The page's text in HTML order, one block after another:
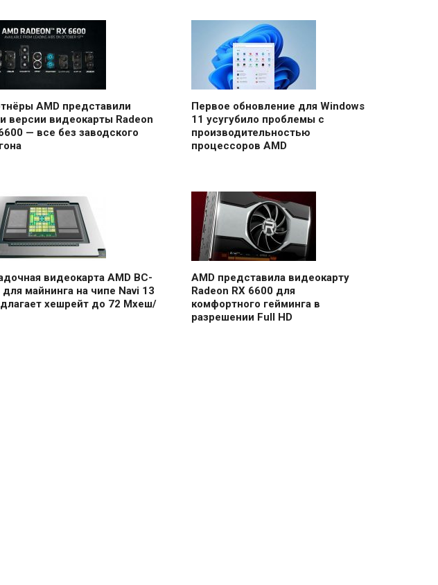
AMD представили
версии видеокарты Radeon
— все без заводского
Первое обновление для Windows
11 усугубило проблемы с
производительностью
процессоров AMD
видеокарта AMD BC-
для майнинга на чипе Navi 13
хешрейт до 72 Мхеш/
AMD представила видеокарту
Radeon RX 6600 для
комфортного гейминга в
разрешении Full HD